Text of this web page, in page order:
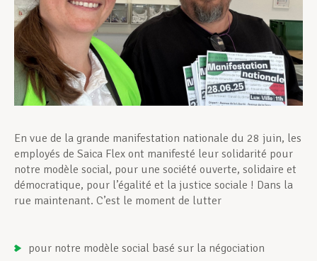
Actualités
En vue de la grande manifestation nationale du 28 juin, les
employés de Saica Flex ont manifesté leur solidarité pour
notre modèle social, pour une société ouverte, solidaire et
démocratique, pour l’égalité et la justice sociale ! Dans la
rue maintenant. C’est le moment de lutter
pour notre modèle social basé sur la négociation